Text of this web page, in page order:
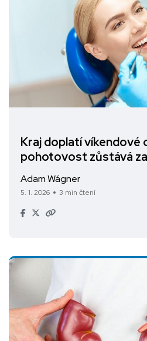
Kraj doplatí víkendové
pohotovost zůstává
Adam Wágner
5. 1. 2026 3 min čtení